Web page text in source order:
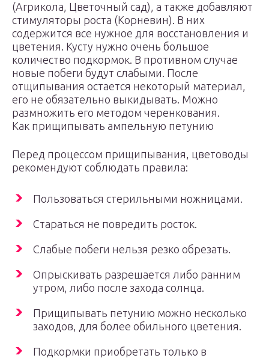
(Агрикола, Цветочный сад), а также добавляют
стимуляторы роста (Корневин). В них
содержится все нужное для восстановления и
цветения. Кусту нужно очень большое
количество подкормок. В противном случае
новые побеги будут слабыми. После
отщипывания остается некоторый материал,
его не обязательно выкидывать. Можно
размножить его методом черенкования.
Как прищипывать ампельную петунию
Перед процессом прищипывания, цветоводы
рекомендуют соблюдать правила:
Пользоваться стерильными ножницами.
Стараться не повредить росток.
Слабые побеги нельзя резко обрезать.
Опрыскивать разрешается либо ранним
утром, либо после захода солнца.
Прищипывать петунию можно несколько
заходов, для более обильного цветения.
Подкормки приобретать только в